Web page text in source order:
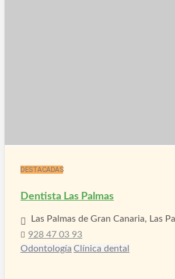
DESTACADAS
Dentista Las Palmas
Las Palmas de Gran Canaria, Las
928 47 03 93
Odontología Clínica dental